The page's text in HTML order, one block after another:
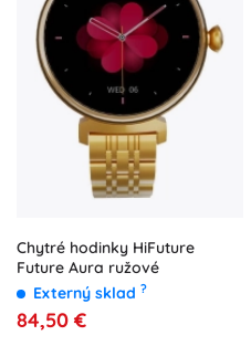
Chytré hodinky HiFuture
Future Aura ružové
Externý sklad ?
84,50 €